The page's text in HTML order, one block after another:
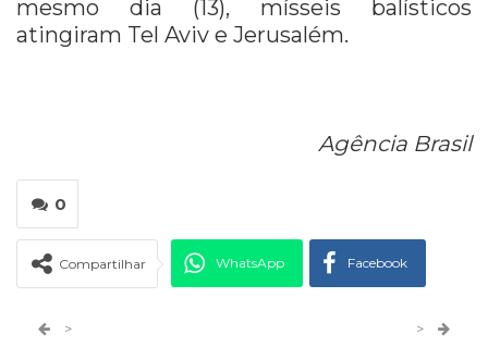
mesmo dia (13), mísseis balísticos
atingiram Tel Aviv e Jerusalém.
Agência Brasil
0
Compartilhar WhatsApp Facebook
> >